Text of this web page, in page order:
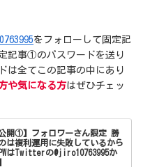
をフォローして固定記
記事①のパスワードを送り
は全てこの記事の中にあり
や気になる方はぜひチェッ
開①】フォロワーさん限定 勝
は複利運用に失敗しているから
はTwitterの@jiro10763995か